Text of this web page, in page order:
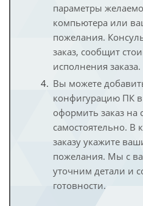
параметры
компьютера или
пожелания.
заказ, сообщит
исполнения заказа.
Вы можете
конфигурацию ПК
оформить заказ на
самостоятельно. В
заказу укажите
пожелания. Мы с
уточним детали и
готовности.